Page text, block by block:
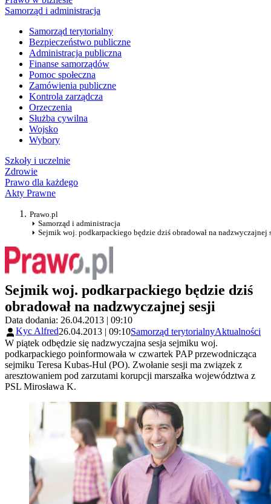
Samorząd i administracja
Samorząd terytorialny
Bezpieczeństwo publiczne
Administracja publiczna
Finanse samorządów
Pomoc społeczna
Zamówienia publiczne
Kontrola zarządcza
Orzeczenia
Służba cywilna
Wojsko
Wybory
Szkoły i uczelnie
Zdrowie
Prawo dla każdego
Akty Prawne
Prawo.pl
Samorząd i administracja
Sejmik woj. podkarpackiego będzie dziś obradował na nadzwyczajnej
Sejmik woj. podkarpackiego będzie dziś
obradował na nadzwyczajnej sesji
Data dodania: 26.04.2013 | 09:10
Kyc Alfred26.04.2013 | 09:10Samorząd terytorialnyAktualności
W piątek odbędzie się nadzwyczajna sesja sejmiku woj.
podkarpackiego poinformowała w czwartek PAP przewodnicząca
sejmiku Teresa Kubas-Hul (PO). Zwołanie sesji ma związek z
aresztowaniem pod zarzutami korupcji marszałka województwa z
PSL Mirosława K.